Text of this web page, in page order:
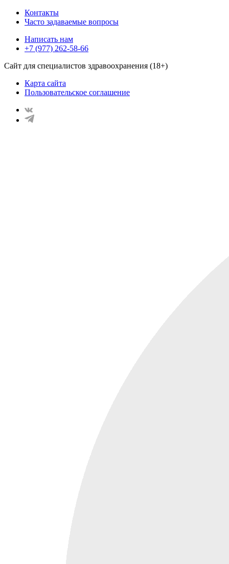
Контакты
Часто задаваемые вопросы
Написать нам
+7 (977) 262-58-66
Сайт для специалистов здравоохранения (18+)
Карта сайта
Пользовательское соглашение